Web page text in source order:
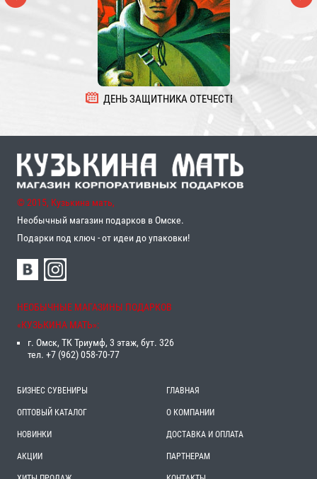
ДЕНЬ ЗАЩИТНИКА ОТЕЧЕСТВА
© 2015, Кузькина мать,
Необычный магазин подарков в Омске.
Подарки под ключ - от идеи до упаковки!
НЕОБЫЧНЫЕ МАГАЗИНЫ ПОДАРКОВ
«‎КУЗЬКИНА МАТЬ»‎:
г. Омск, ТК Триумф, 3 этаж, бут. 326
тел. +7 (962) 058-70-77
БИЗНЕС СУВЕНИРЫ
ОПТОВЫЙ КАТАЛОГ
НОВИНКИ
АКЦИИ
ГЛАВНАЯ
О КОМПАНИИ
ДОСТАВКА И ОПЛАТА
ПАРТНЕРАМ